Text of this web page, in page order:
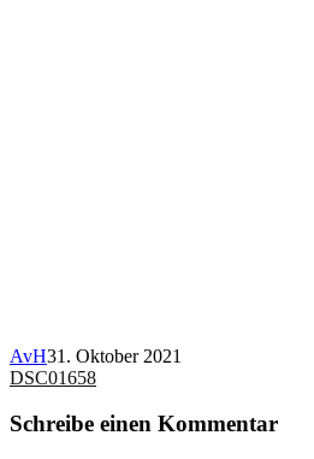
AvH31. Oktober 2021
Beitragsnavigation
DSC01658
Schreibe einen Kommentar